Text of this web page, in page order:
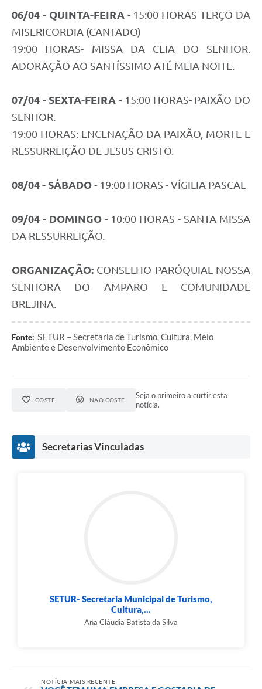
06/04 - QUINTA-FEIRA- 15:00 HORAS TERÇO DA
MISERICORDIA (CANTADO)
19:00 HORAS- MISSA DA CEIA DO SENHOR.
ADORAÇÃO AO SANTÍSSIMO ATÉ MEIA NOITE.
07/04 - SEXTA-FEIRA - 15:00 HORAS- PAIXÃO DO
SENHOR.
19:00 HORAS: ENCENAÇÃO DA PAIXÃO, MORTE E
RESSURREIÇÃO DE JESUS CRISTO.
08/04 - SÁBADO - 19:00 HORAS - VÍGILIA PASCAL
09/04 - DOMINGO - 10:00 HORAS - SANTA MISSA
DA RESSURREIÇÃO.
ORGANIZAÇÃO: CONSELHO PARÓQUIAL NOSSA
SENHORA DO AMPARO E COMUNIDADE
BREJINA.
Fonte: SETUR – Secretaria de Turismo, Cultura, Meio
Ambiente e Desenvolvimento Econômico
GOSTEI NÃO GOSTEI
Seja o primeiro a curtir esta
notícia.
Secretarias Vinculadas
SETUR- Secretaria Municipal de Turismo,
Cultura,...
Ana Cláudia Batista da Silva
NOTÍCIA MAIS RECENTE